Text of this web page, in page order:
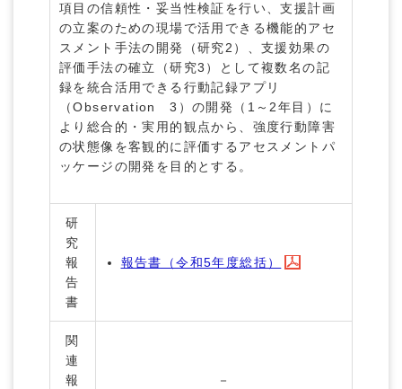
項目の信頼性・妥当性検証を行い、支援計画
の立案のための現場で活用できる機能的アセ
スメント手法の開発（研究2）、支援効果の
評価手法の確立（研究3）として複数名の記
録を統合活用できる行動記録アプリ
（Observation 3）の開発（1～2年目）に
より総合的・実用的観点から、強度行動障害
の状態像を客観的に評価するアセスメントパ
ッケージの開発を目的とする。
研
究
報
告
書
報告書（令和5年度総括）
関
連
報
－